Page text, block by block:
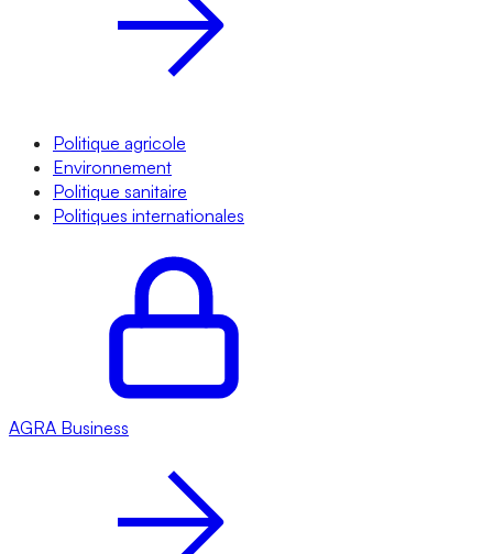
Politique agricole
Environnement
Politique sanitaire
Politiques internationales
AGRA Business